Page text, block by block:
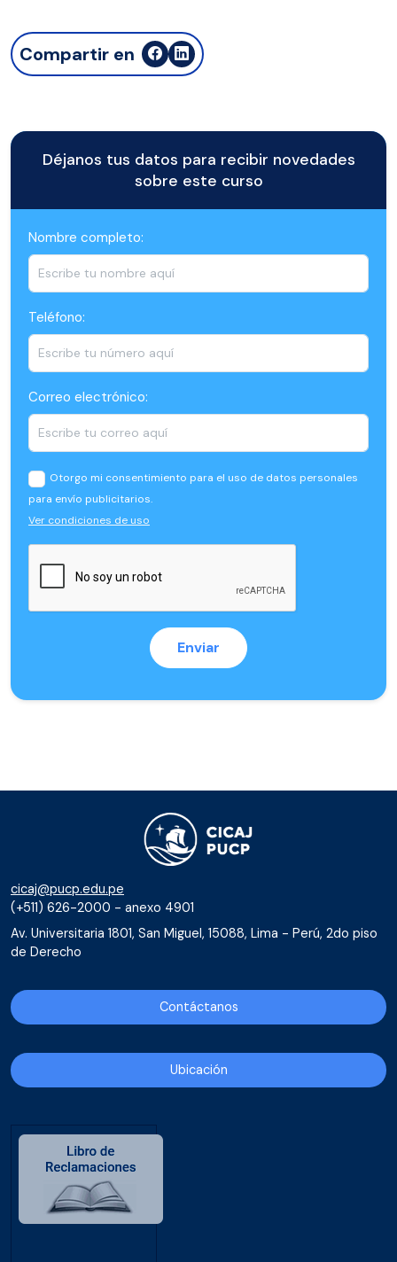
Compartir en
Déjanos tus datos para recibir novedades
sobre este curso
Nombre completo:
Teléfono:
Correo electrónico:
Otorgo mi consentimiento para el uso de datos personales
para envío publicitarios.
Ver condiciones de uso
cicaj@pucp.edu.pe
(+511) 626-2000 - anexo 4901
Av. Universitaria 1801, San Miguel, 15088, Lima - Perú, 2do piso
de Derecho
Contáctanos
Ubicación